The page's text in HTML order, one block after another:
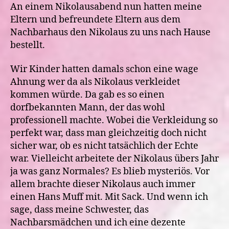
An einem Nikolausabend nun hatten meine
Eltern und befreundete Eltern aus dem
Nachbarhaus den Nikolaus zu uns nach Hause
bestellt.
Wir Kinder hatten damals schon eine wage
Ahnung wer da als Nikolaus verkleidet
kommen würde. Da gab es so einen
dorfbekannten Mann, der das wohl
professionell machte. Wobei die Verkleidung so
perfekt war, dass man gleichzeitig doch nicht
sicher war, ob es nicht tatsächlich der Echte
war. Vielleicht arbeitete der Nikolaus übers Jahr
ja was ganz Normales? Es blieb mysteriös. Vor
allem brachte dieser Nikolaus auch immer
einen Hans Muff mit. Mit Sack. Und wenn ich
sage, dass meine Schwester, das
Nachbarsmädchen und ich eine dezente